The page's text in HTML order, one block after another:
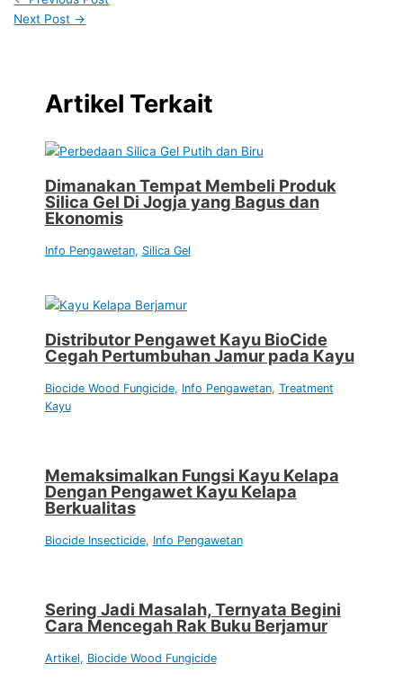
Next Post →
Artikel Terkait
Dimanakan Tempat Membeli Produk
Silica Gel Di Jogja yang Bagus dan
Ekonomis
Info Pengawetan, Silica Gel
Distributor Pengawet Kayu BioCide
Cegah Pertumbuhan Jamur pada Kayu
Biocide Wood Fungicide, Info Pengawetan, Treatment
Kayu
Memaksimalkan Fungsi Kayu Kelapa
Dengan Pengawet Kayu Kelapa
Berkualitas
Biocide Insecticide, Info Pengawetan
Sering Jadi Masalah, Ternyata Begini
Cara Mencegah Rak Buku Berjamur
Artikel, Biocide Wood Fungicide